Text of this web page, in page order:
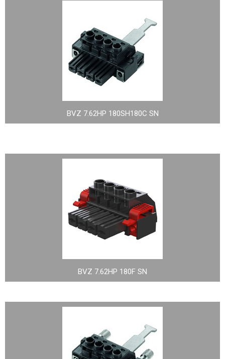
BVZ 7.62HP 180SH180C SN
BVZ 7.62HP 180F SN